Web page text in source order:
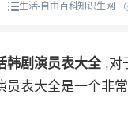
生活-自由百科知识生网
韩剧演员表大全 ,对
员表大全是一个非